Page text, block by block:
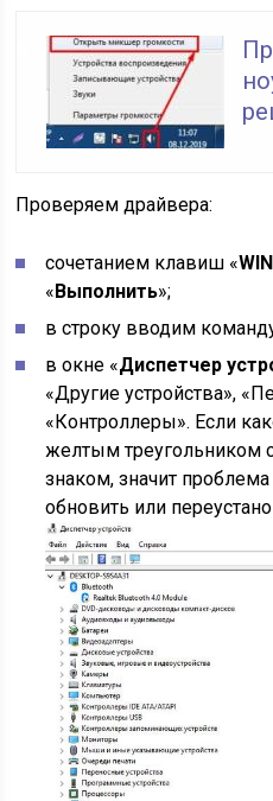
Проверяем драйвера:
сочетанием клавиш «
« Выполнить»;
в строку вводим
в окне «Диспетчер
«Другие устройства»,
«Контроллеры». Если
желтым треугольником
знаком, значит
обновить или